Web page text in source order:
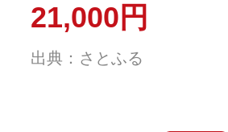
21,000円
出典：さとふる